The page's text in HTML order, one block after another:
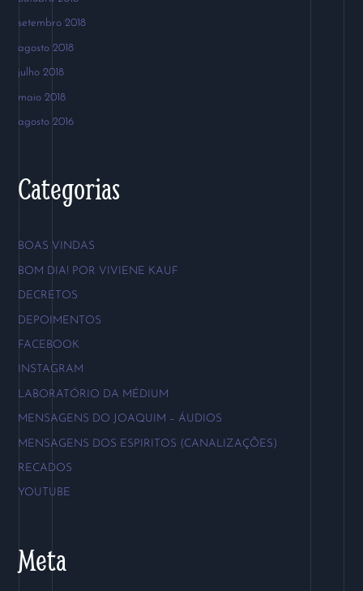
setembro 2018
agosto 2018
julho 2018
maio 2018
agosto 2016
Categorias
BOAS VINDAS
BOM DIA! POR VIVIENE KAUF
DECRETOS
DEPOIMENTOS
FACEBOOK
INSTAGRAM
LABORATÓRIO DA MÉDIUM
MENSAGENS DO JOAQUIM – ÁUDIOS
MENSAGENS DOS ESPIRITOS (CANALIZAÇÕES)
RECADOS
YOUTUBE
Meta